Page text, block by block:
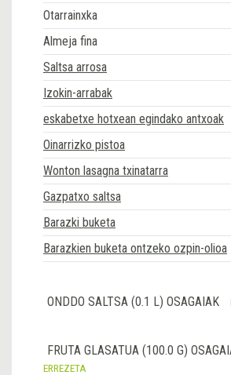
Otarrainxka
Almeja fina
Saltsa arrosa
Izokin-arrabak
eskabetxe hotxean egindako antxoak
Oinarrizko pistoa
Wonton lasagna txinatarra
Gazpatxo saltsa
Barazki buketa
Barazkien buketa ontzeko ozpin-olioa
ONDDO SALTSA (0.1 L) OSAGAIAK
FRUTA GLASATUA (100.0 G)
ERREZETA